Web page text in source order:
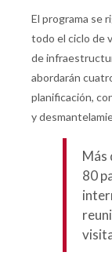
El programa se
todo el ciclo de
de
abordarán
planificación,
y
Más
80